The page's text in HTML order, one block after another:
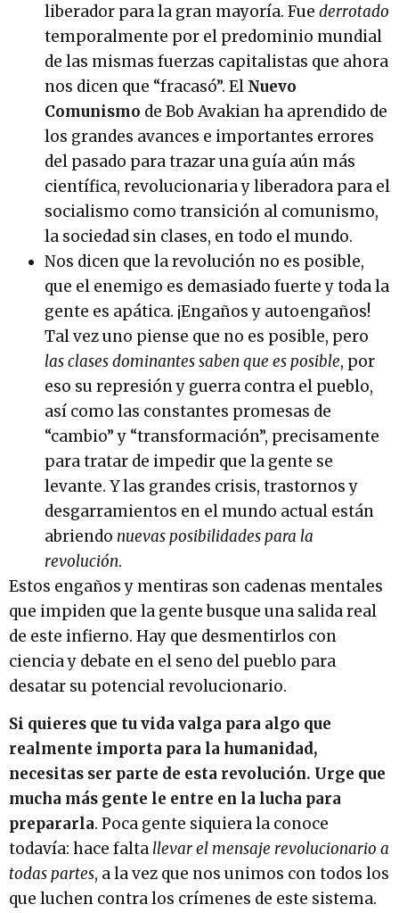
liberador para la gran mayoría. Fue derrotado
temporalmente por el predominio mundial
de las mismas fuerzas capitalistas que ahora
nos dicen que “fracasó”. El Nuevo
Comunismo de Bob Avakian ha aprendido de
los grandes avances e importantes errores
del pasado para trazar una guía aún más
científica, revolucionaria y liberadora para el
socialismo como transición al comunismo,
la sociedad sin clases, en todo el mundo.
Nos dicen que la revolución no es posible,
que el enemigo es demasiado fuerte y toda la
gente es apática. ¡Engaños y autoengaños!
Tal vez uno piense que no es posible, pero
las clases dominantes saben que es posible, por
eso su represión y guerra contra el pueblo,
así como las constantes promesas de
“cambio” y “transformación”, precisamente
para tratar de impedir que la gente se
levante. Y las grandes crisis, trastornos y
desgarramientos en el mundo actual están
abriendo nuevas posibilidades para la
revolución.
Estos engaños y mentiras son cadenas mentales
que impiden que la gente busque una salida real
de este infierno. Hay que desmentirlos con
ciencia y debate en el seno del pueblo para
desatar su potencial revolucionario.
Si quieres que tu vida valga para algo que
realmente importa para la humanidad,
necesitas ser parte de esta revolución. Urge que
mucha más gente le entre en la lucha para
prepararla. Poca gente siquiera la conoce
todavía: hace falta llevar el mensaje revolucionario a
todas partes, a la vez que nos unimos con todos los
que luchen contra los crímenes de este sistema.